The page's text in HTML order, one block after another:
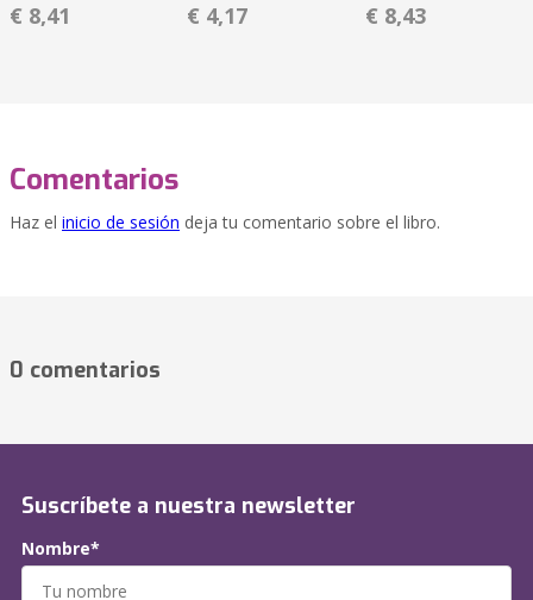
€ 8,41 € 4,17 € 8,43
Comentarios
Haz el inicio de sesión deja tu comentario sobre el libro.
0 comentarios
Suscríbete a nuestra newsletter
Nombre*